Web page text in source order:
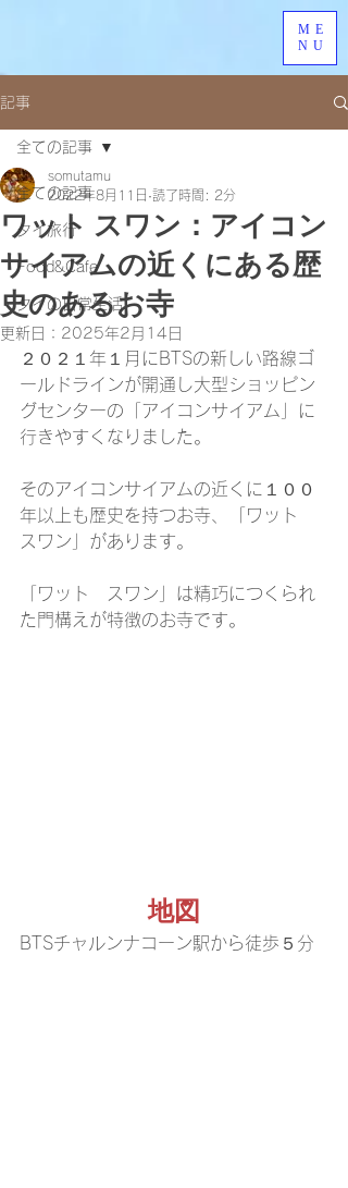
ME
NU
記事
全ての記事
タイ旅行
Food&Cafe
タイの日常生活
全ての記事
ワット スワン：アイコン
サイアムの近くにある歴
史のあるお寺
somutamu
2022年8月11日 読了時間: 2分
更新日： 2025年2月14日
２０２１年１月にBTSの新しい路線ゴ
ールドラインが開通し大型ショッピン
グセンターの「アイコンサイアム」に
行きやすくなりました。
そのアイコンサイアムの近くに１００
年以上も歴史を持つお寺、「ワット
スワン」があります。
「ワット　スワン」は精巧につくられ
た門構えが特徴のお寺です。
地図
BTSチャルンナコーン駅から徒歩５分